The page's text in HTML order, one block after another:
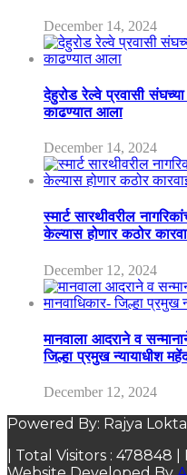
December 14, 2024
देहुरोड रेल्वे प्रवासी
काढण्यात आला
December 14, 2024
स्मार्ट सारथीवरील
केल्यास होणार कठोर
December 12, 2024
मानवाला आदराने व
जिल्हा प्रमुख न्यायाधीश
December 12, 2024
Powered By: Rajya
| Total Visitors : 478848